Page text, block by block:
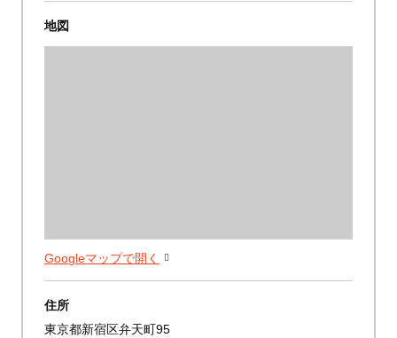
地図
Googleマップで開く
住所
東京都新宿区弁天町95